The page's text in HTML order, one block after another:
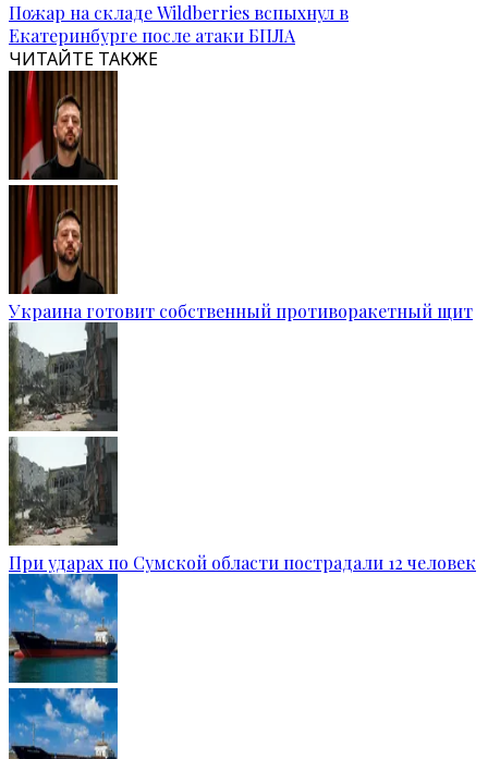
Пожар на складе Wildberries вспыхнул в
Екатеринбурге после атаки БПЛА
ЧИТАЙТЕ ТАКЖЕ
Украина готовит собственный противоракетный щит
При ударах по Сумской области пострадали 12 человек